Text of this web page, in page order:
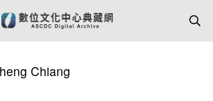
Chiang